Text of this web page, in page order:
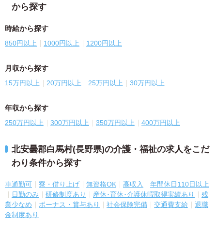
から探す
時給から探す
850円以上 1000円以上 1200円以上
月収から探す
15万円以上 20万円以上 25万円以上 30万円以上
年収から探す
250万円以上 300万円以上 350万円以上 400万円以上
北安曇郡白馬村(長野県)の介護・福祉の求人をこだ
わり条件から探す
車通勤可 寮・借り上げ 無資格OK 高収入
年間休日110日以上
日勤のみ
研修制度あり 産休･育休･介護休暇取得実績あり
残
業少なめ
ボーナス・賞与あり 社会保険完備 交通費支給
退職
金制度あり